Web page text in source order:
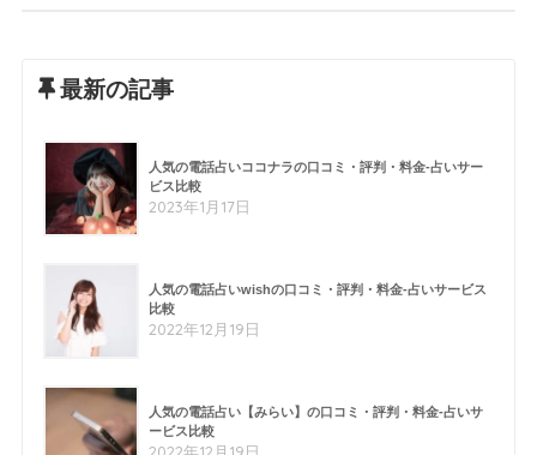
最新の記事
人気の電話占いココナラの口コミ・評判・料金-占いサー
ビス比較
2023年1月17日
人気の電話占いwishの口コミ・評判・料金-占いサービス
比較
2022年12月19日
人気の電話占い【みらい】の口コミ・評判・料金-占いサ
ービス比較